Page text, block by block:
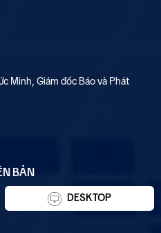
Minh, Giám đốc Báo và Phát
BẢN
DESKTOP